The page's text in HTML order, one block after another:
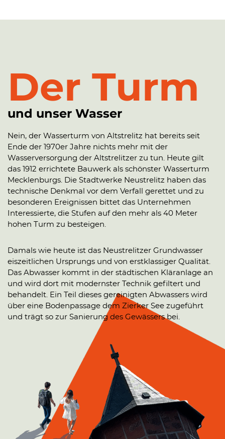
Der Turm
und unser Wasser
Nein, der Wasserturm von Altstrelitz hat bereits seit
Ende der 1970er Jahre nichts mehr mit der
Wasserversorgung der Altstrelitzer zu tun. Heute gilt
das 1912 errichtete Bauwerk als schönster Wasserturm
Mecklenburgs. Die Stadtwerke Neustrelitz haben das
technische Denkmal vor dem Verfall gerettet und zu
besonderen Ereignissen bittet das Unternehmen
Interessierte, die Stufen auf den mehr als 40 Meter
hohen Turm zu besteigen.
Damals wie heute ist das Neustrelitzer Grundwasser
eiszeitlichen Ursprungs und von erstklassiger Qualität.
Das Abwasser kommt in der städtischen Kläranlage an
und wird dort mit modernster Technik gefiltert und
behandelt. Ein Teil dieses gereinigten Abwassers wird
über eine Bodenpassage dem Zierker See zugeführt
und trägt so zur Sanierung des Gewässers bei.